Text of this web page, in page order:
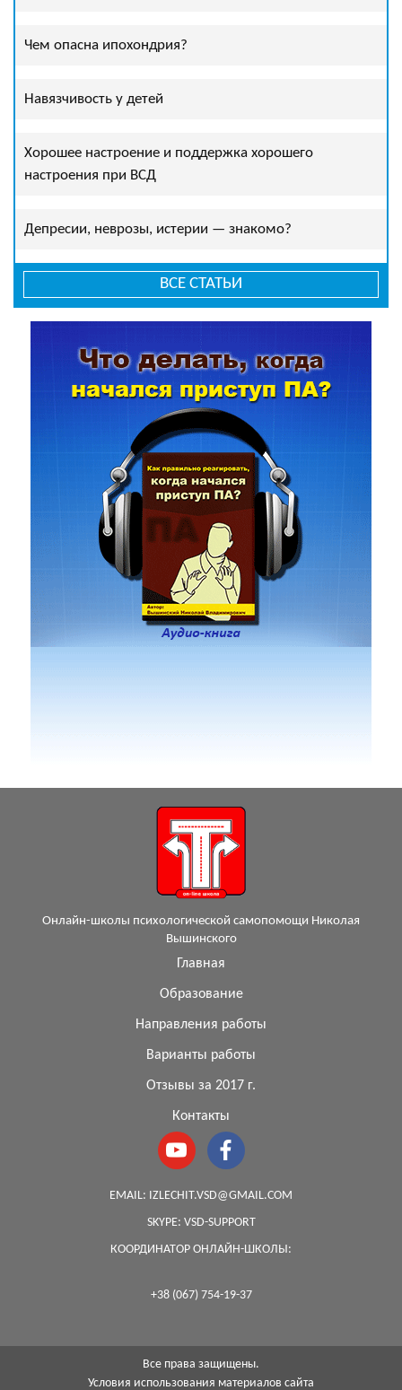
Чем опасна ипохондрия?
Навязчивость у детей
Хорошее настроение и поддержка хорошего
настроения при ВСД
Депресии, неврозы, истерии — знакомо?
ВСЕ СТАТЬИ
Онлайн-школы психологической самопомощи Николая
Вышинского
Главная
Образование
Направления работы
Варианты работы
Отзывы за 2017 г.
Контакты
EMAIL: IZLECHIT.VSD@GMAIL.COM
SKYPE: VSD-SUPPORT
КООРДИНАТОР ОНЛАЙН-ШКОЛЫ:
+38 (067) 754-19-37
Все права защищены.
Условия использования материалов сайта